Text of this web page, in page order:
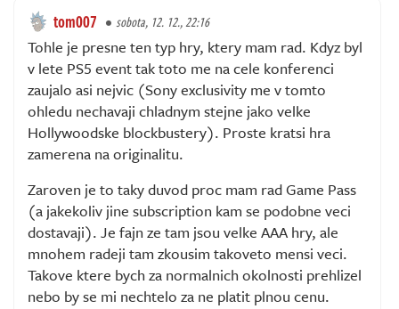
tom007 sobota, 12. 12., 22:16
Tohle je presne ten typ hry, ktery mam rad. Kdyz byl
v lete PS5 event tak toto me na cele konferenci
zaujalo asi nejvic (Sony exclusivity me v tomto
ohledu nechavaji chladnym stejne jako velke
Hollywoodske blockbustery). Proste kratsi hra
zamerena na originalitu.
Zaroven je to taky duvod proc mam rad Game Pass
(a jakekoliv jine subscription kam se podobne veci
dostavaji). Je fajn ze tam jsou velke AAA hry, ale
mnohem radeji tam zkousim takoveto mensi veci.
Takove ktere bych za normalnich okolnosti prehlizel
nebo by se mi nechtelo za ne platit plnou cenu.